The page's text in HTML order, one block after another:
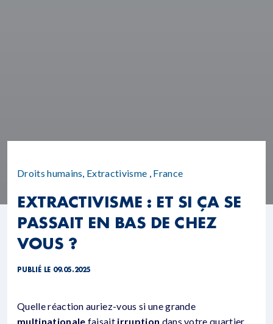
Droits humains Extractivisme France
EXTRACTIVISME : ET SI ÇA SE
PASSAIT EN BAS DE CHEZ
VOUS ?
PUBLIÉ LE 09.05.2025
Quelle réaction auriez-vous si une grande
multinationale faisait irruption dans votre quartier